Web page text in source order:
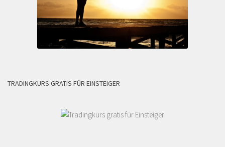
TRADINGKURS GRATIS FÜR EINSTEIGER